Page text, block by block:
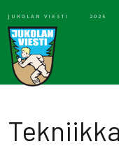
JUKOLAN VIESTI 2025
Tekniikka